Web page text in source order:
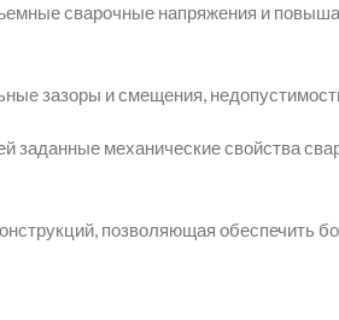
сварочные напряжения и
зазоры и смещения,
заданные механические свойства
позволяющая обеспечить